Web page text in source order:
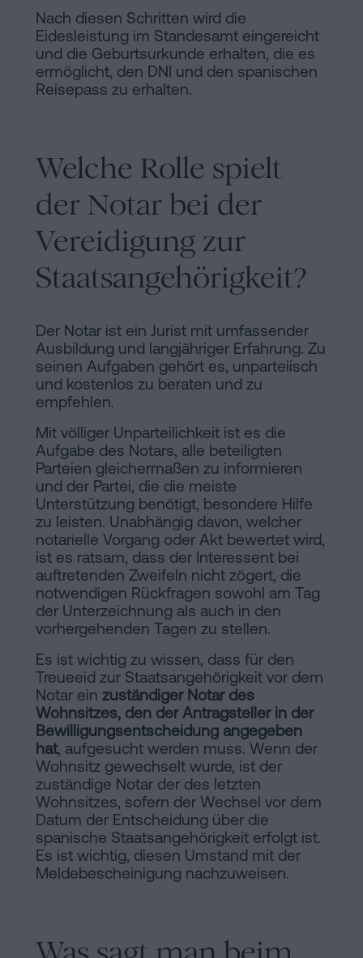
Nach diesen Schritten wird die
Eidesleistung im Standesamt eingereicht
und die Geburtsurkunde erhalten, die es
ermöglicht, den DNI und den spanischen
Reisepass zu erhalten.
Welche Rolle spielt
der Notar bei der
Vereidigung zur
Staatsangehörigkeit?
Der Notar ist ein Jurist mit umfassender
Ausbildung und langjähriger Erfahrung. Zu
seinen Aufgaben gehört es, unparteiisch
und kostenlos zu beraten und zu
empfehlen.
Mit völliger Unparteilichkeit ist es die
Aufgabe des Notars, alle beteiligten
Parteien gleichermaßen zu informieren
und der Partei, die die meiste
Unterstützung benötigt, besondere Hilfe
zu leisten. Unabhängig davon, welcher
notarielle Vorgang oder Akt bewertet wird,
ist es ratsam, dass der Interessent bei
auftretenden Zweifeln nicht zögert, die
notwendigen Rückfragen sowohl am Tag
der Unterzeichnung als auch in den
vorhergehenden Tagen zu stellen.
Es ist wichtig zu wissen, dass für den
Treueeid zur Staatsangehörigkeit vor dem
Notar ein zuständiger Notar des
Wohnsitzes, den der Antragsteller in der
Bewilligungsentscheidung angegeben
hat, aufgesucht werden muss. Wenn der
Wohnsitz gewechselt wurde, ist der
zuständige Notar der des letzten
Wohnsitzes, sofern der Wechsel vor dem
Datum der Entscheidung über die
spanische Staatsangehörigkeit erfolgt ist.
Es ist wichtig, diesen Umstand mit der
Meldebescheinigung nachzuweisen.